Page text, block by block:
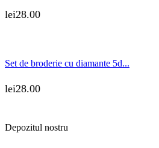
lei28.00
Set de broderie cu diamante 5d...
lei28.00
Depozitul nostru